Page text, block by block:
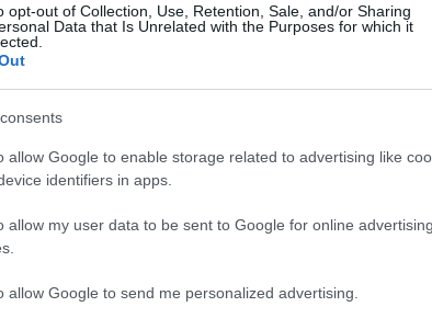
opt-out of Collection, Use, Retention, Sale, and/or Sharing
Data that Is Unrelated with the Purposes for which it
allow Google to enable storage related to advertising like
identifiers in apps.
allow my user data to be sent to Google for online advertising
allow Google to send me personalized advertising.
Event minden érintett alvállalkozóját,
döntőjének szervezésével kapcsolatban
célja, hogy a folyamatban lévő állami
és ennek érdekében a Miniszterelnökség
teljesített szolgáltatások
közeli Balásy Gyula érdekeltségébe
érinti a május 30-ai budapesti